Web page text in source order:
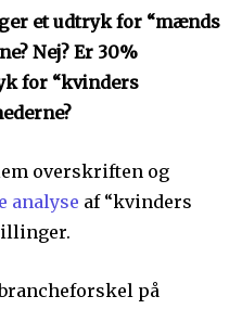
et udtryk for “mænds
Nej? Er 30%
for “kvinders
overskriften og
analyse af “kvinders
på